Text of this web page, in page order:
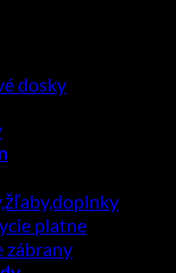
dosky
platne
zábrany